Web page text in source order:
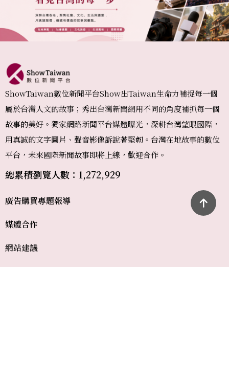
ShowTaiwan數位新聞平台Show出Taiwan生命力補捉每一個
屬於台灣人文的故事；秀出台灣新聞網用不同的角度補抓每一個
故事的美好。獨家網路新聞平台媒體曝光，深耕台灣望眼國際，
用真誠的文字圖片、聲音影像訴說著堅韌。台灣在地故事的數位
平台，未來國際新聞故事即將上線，歡迎合作。
總累積瀏覽人數：1,272,929
廣告購買
媒體合作
網站建議
專題報導